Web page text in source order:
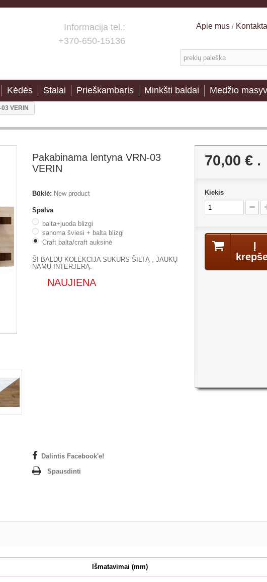
Informacija tel.:
+370-650-15136
Apie mus /
Kėdės Stalai Prieškambaris Minkšti baldai Medžio
VERIN
Pakabinama lentyna VRN-03
VERIN
Būklė: New product
Spalva
balta+juoda blizgi
sanoma šviesi + balta blizgi
Craft balta/craft auksinė
ŠI BALDŲ KOLEKCIJA SUKURS ŠILTĄ , JAUKŲ
NAMŲ INTERJERĄ.
NAUJIENA
Dalintis Facebook'e!
Spausdinti
70,00 € .
Kiekis
Į
Išmatavimai (mm)